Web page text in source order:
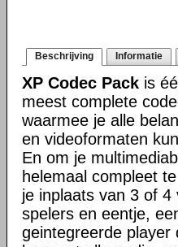
Beschrijving Informatie
XP Codec Pack is
meest complete
waarmee je alle
en videoformaten
En om je
helemaal compleet
je inplaats van 3 of 4
spelers en eentje,
geintegreerde player